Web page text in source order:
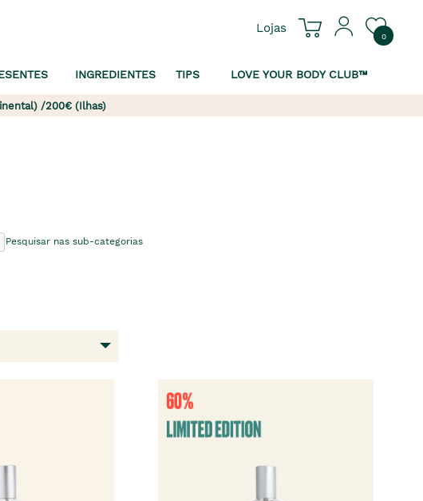
Lojas
0
INGREDIENTES TIPS LOVE YOUR BODY CLUB™
/200€ (Ilhas)
Pesquisar nas sub-categorias